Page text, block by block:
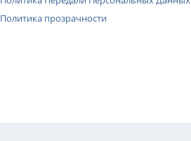
Политика прозрачности